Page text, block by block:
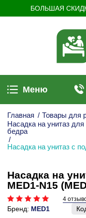
БОЛЬШАЯ
Меню
Главная / Товары для
Насадка на унитаз
бедра
/
Насадка на унитаз с
Насадка на
MED1-N15
4
Бренд: MED1